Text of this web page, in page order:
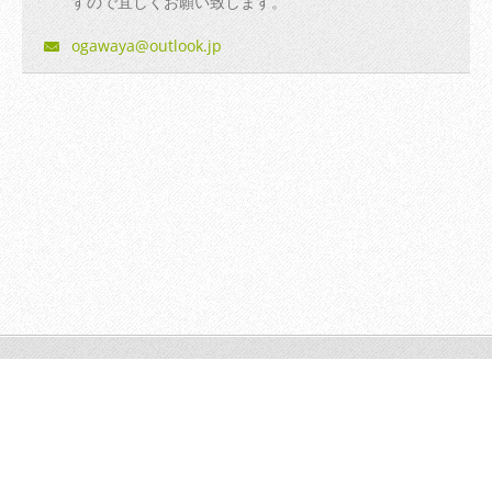
ogawaya@outlook.jp